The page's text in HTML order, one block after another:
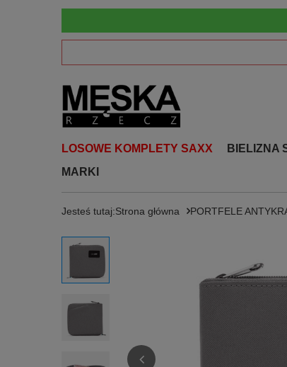
LOSOWE KOMPLETY SAXX BIELIZNA
MARKI
Jesteś tutaj:Strona główna PORTFELE